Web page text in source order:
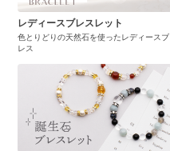
レディースブレスレット
色とりどりの天然石を使ったレディースブ
レス